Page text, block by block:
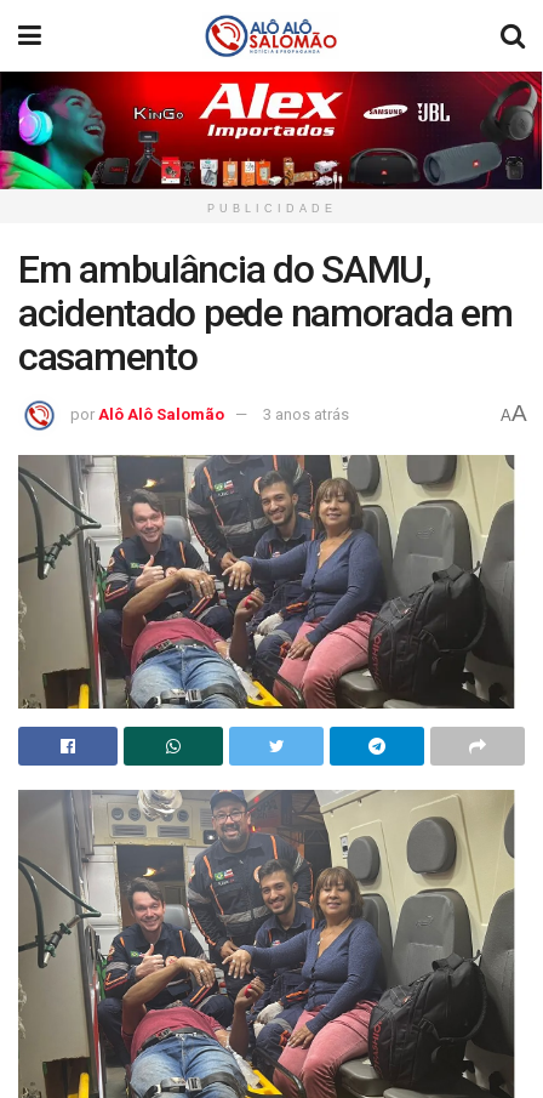
PUBLICIDADE
Em ambulância do SAMU,
acidentado pede namorada em
casamento
por Alô Alô Salomão 3 anos atrás AA